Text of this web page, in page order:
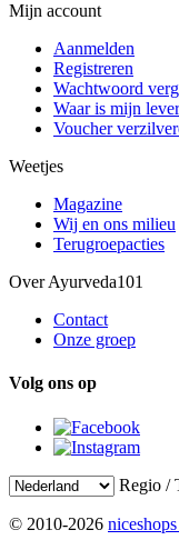
Mijn account
Aanmelden
Registreren
Wachtwoord
Waar is mijn
Voucher
Weetjes
Magazine
Wij en ons milieu
Terugroepacties
Over Ayurveda101
Contact
Onze groep
Volg ons op
Regio /
© 2010-2026